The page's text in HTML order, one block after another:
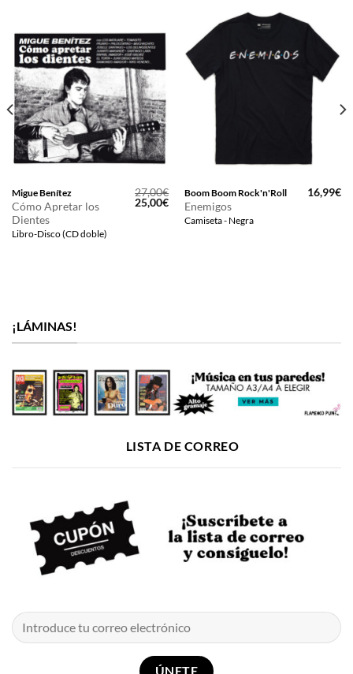
Migue Benítez
Cómo Apretar los
Dientes
Libro-Disco (CD doble)
27,00€
El
precio
25,00€El
precio
actual
Boom Boom Rock'n'Roll
Enemigos
Camiseta - Negra
16,99€
¡LÁMINAS!
LISTA DE CORREO